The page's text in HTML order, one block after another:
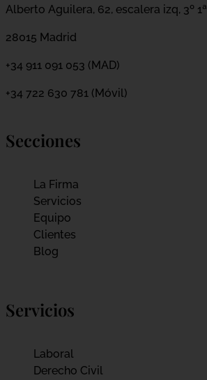
Alberto Aguilera, 62, escalera izq, 3º 1ª
28015 Madrid
+34 911 091 053 (MAD)
+34 722 630 781 (Móvil)
Secciones
La Firma
Servicios
Equipo
Clientes
Blog
Servicios
Laboral
Derecho Civil